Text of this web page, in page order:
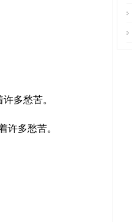
多愁苦。
多愁苦。